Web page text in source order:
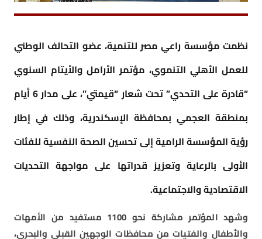
نظمت مؤسسة راعي مصر للتنمية، عضو التحالف الوطني
للعمل الأهلي التنموي، مؤتمر الأرامل والأيتام السنوي
“قادرة على التحدي” تحت شعار “قيمتي”، على مدار 6 أيام
بمنطقة العجمي بمحافظة الإسكندرية، وذلك في إطار
رؤية المؤسسة الرامية إلى تحسين الصحة النفسية للفئات
الأولى بالرعاية وتعزيز قدراتها على مواجهة التحديات
الاقتصادية والاجتماعية.
وشهد المؤتمر مشاركة نحو 1100 مستفيد من الأمهات
والأطفال والفتيات من محافظات الوجهين القبلي والبحري،